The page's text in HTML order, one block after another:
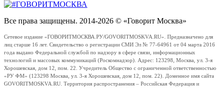
Все права защищены. 2014-2026 © «Говорит Москва»
Сетевое издание «ГОВОРИТМОСКВА.РУ/GOVORITMOSKVA.RU». Предназначено для
лиц старше 16 лет. Свидетельство о регистрации СМИ Эл № 77-64961 от 04 марта 2016
года выдано Федеральной службой по надзору в сфере связи, информационных
технологий и массовых коммуникаций (Роскомнадзор). Адрес: 123298, Москва, ул. 3-я
Хорошевская, дом 12, пом. 22. Учредитель Общество с ограниченной ответственностью
«РУ ФМ» (123298 Москва, ул. 3-я Хорошевская, дом 12, пом. 22). Доменное имя сайта
GOVORITMOSKVA.RU. Территория распространения – Российская Федерация и